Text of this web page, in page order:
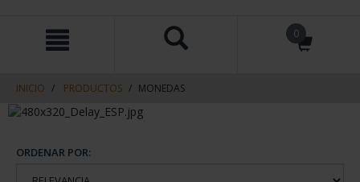
contenido
navegacin
0
INICIO PRODUCTOS MONEDAS
ORDENAR POR: